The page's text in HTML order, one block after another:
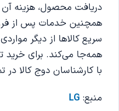
دریافت محصول، هزینه آن
همچنین خدمات پس از
سریع کالاها از دیگر
همه‌جا می‌کند. برای خرید
با کارشناسان دوج کالا
منبع: LG